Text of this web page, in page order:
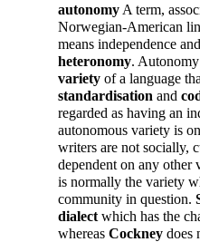
autonomy A term,
Norwegian-American
means independence
heteronomy.
variety of a language
standardisation and
regarded as having an
autonomous variety is
writers are not socially,
dependent on any other
is normally the variety
community in question.
dialect which has the
whereas Cockney does